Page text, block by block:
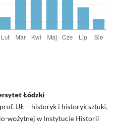
Łódzki
UŁ – historyk i historyk sztuki,
wożytnej w Instytucie Historii